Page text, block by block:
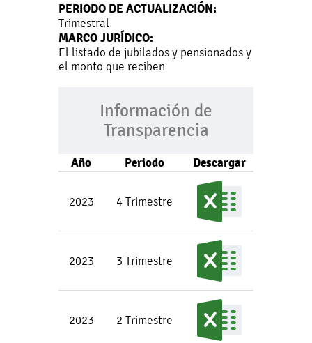
PERIODO DE ACTUALIZACIÓN:
Trimestral
MARCO JURÍDICO:
El listado de jubilados y pensionados y
el monto que reciben
Información de
Transparencia
Año Periodo Descargar
2023 4 Trimestre
2023 3 Trimestre
2023 2 Trimestre